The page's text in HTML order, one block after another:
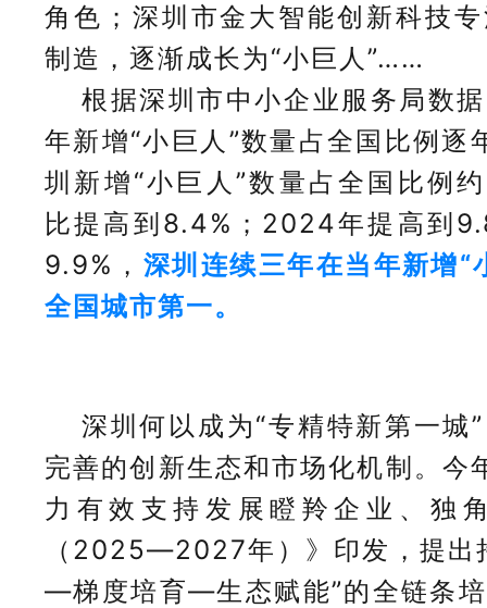
角色；深圳市金大智能创新科技
制造，逐渐成长为“小巨人”……
根据深圳市中小企业服务局数
年新增“小巨人”数量占全国比例
圳新增“小巨人”数量占全国比例
比提高到8.4%；2024年提高到
9.9%， 深圳连续三年在当年新增“
全国城市第一。
深圳何以成为“专精特新第一城
完善的创新生态和市场化机制。今
力有效支持发展瞪羚企业、独
（2025—2027年）》印发，提出
—梯度培育—生态赋能”的全链条